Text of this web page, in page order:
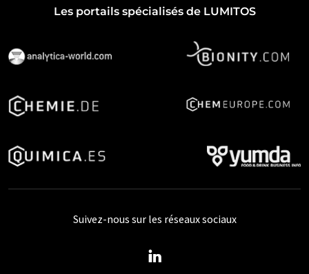
Les portails spécialisés de LUMITOS
Suivez-nous sur les réseaux sociaux